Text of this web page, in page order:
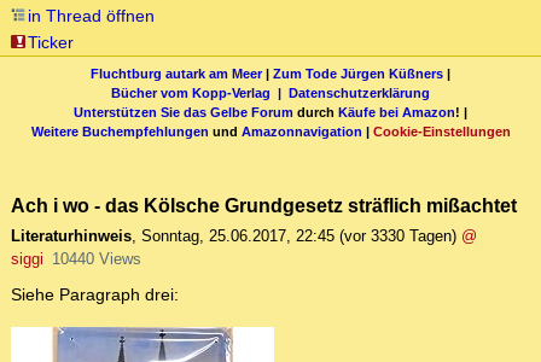
in Thread öffnen
Ticker
Fluchtburg autark am Meer| Zum Tode Jürgen Küßners |
Bücher vom Kopp-Verlag | Datenschutzerklärung
Unterstützen Sie das Gelbe Forum durch Käufe bei Amazon! |
Weitere Buchempfehlungen und Amazonnavigation | Cookie-Einstellungen
Ach i wo - das Kölsche Grundgesetz sträflich mißachtet
Literaturhinweis, Sonntag, 25.06.2017, 22:45 (vor 3330 Tagen) @
siggi 10440 Views
Siehe Paragraph drei: